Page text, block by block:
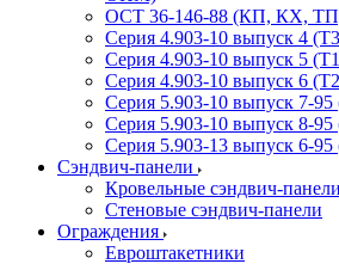
ОСТ 36-146-88 (КП, КХ,
Серия 4.903-10 выпуск 4
Серия 4.903-10 выпуск 5
Серия 4.903-10 выпуск 6
Серия 5.903-10 выпуск 7-
Серия 5.903-10 выпуск 8-
Серия 5.903-13 выпуск 6-
Сэндвич-панели
Кровельные сэндвич-панели
Стеновые сэндвич-панели
Ограждения
Евроштакетники